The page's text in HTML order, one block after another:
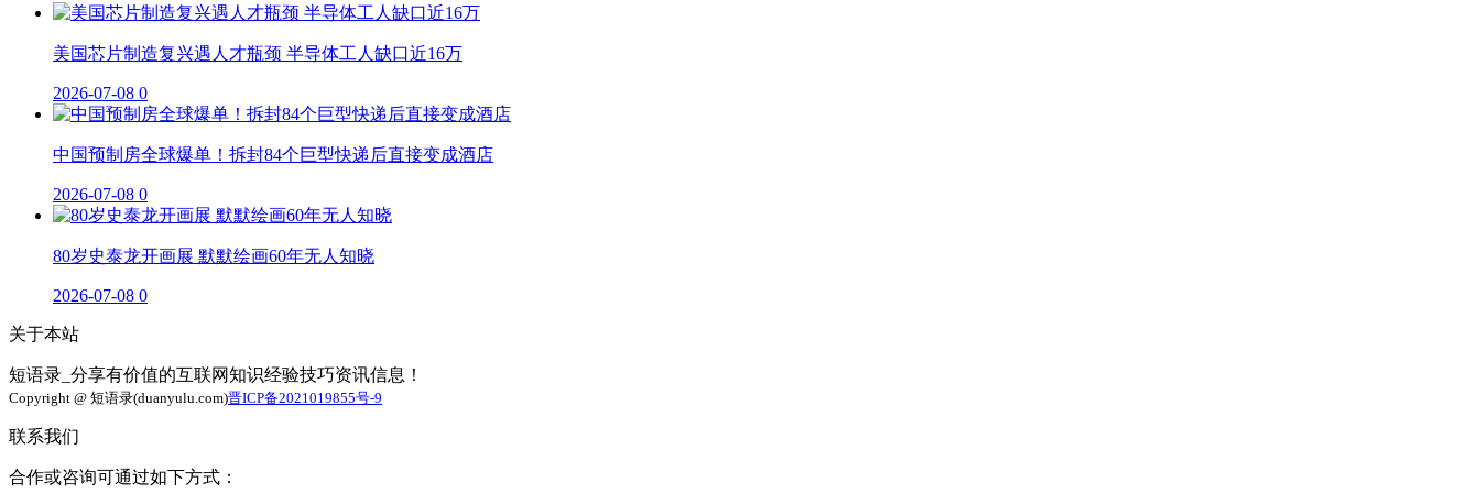
美国芯片制造复兴遇人才瓶颈 半导体工人缺口近16万
2026-07-08 0
中国预制房全球爆单！拆封84个巨型快递后直接变成酒店
2026-07-08 0
80岁史泰龙开画展 默默绘画60年无人知晓
2026-07-08 0
关于本站
短语录_分享有价值的互联网知识经验技巧资讯信息！
Copyright @ 短语录(duanyulu.com)晋ICP备2021019855号-9
联系我们
合作或咨询可通过如下方式：